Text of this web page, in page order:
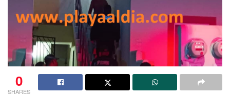
0
SHARES